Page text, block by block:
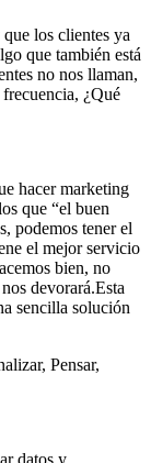
los clientes ya
que también está
no nos llaman,
¿Qué
hacer marketing
que “el buen
podemos tener el
el mejor servicio
bien, no
devorará.Esta
sencilla solución
Pensar,
datos y